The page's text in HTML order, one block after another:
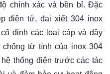
chính xác và bền bỉ. Đặc
điện tử, đai xiết 304 inox
định các loại cáp và dây
từ tính của inox 304
thống điện trước các tác